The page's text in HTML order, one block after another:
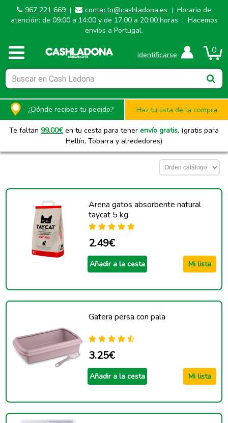
967 221 669 | contacto@cashladona.es | Horario de
atención: de 09:00 a 14:00 y de 17:00 a 20:00 horas
| Hacemos
envíos a Portugal.
0
Identificarse
¿Dónde recibes tu pedido? Haz tu lista de la compra
Te faltan 99.00€ en tu cesta para tener envío gratis. (gratis para
Hellín, Tobarra y alrededores)
Arena gatos absorbente natural
taycat 5 kg
2.49€
Añadir a la cesta Mi lista
Gatera persa con pala
3.25€
Añadir a la cesta Mi lista